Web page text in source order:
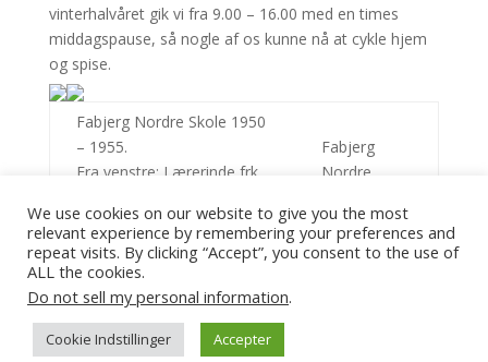
vinterhalvåret gik vi fra 9.00 – 16.00 med en times
middagspause, så nogle af os kunne nå at cykle hjem
og spise.
Fabjerg Nordre Skole 1950
– 1955.
Fra venstre: Lærerinde frk.
og Marinus Thomsen
Fabjerg
Nordre
We use cookies on our website to give you the most
relevant experience by remembering your preferences and
repeat visits. By clicking “Accept”, you consent to the use of
ALL the cookies.
Do not sell my personal information.
Cookie Indstillinger Accepter